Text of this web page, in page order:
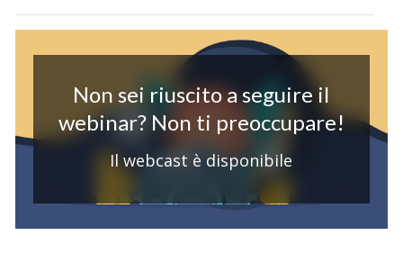
Non sei riuscito a seguire il
webinar? Non ti preoccupare!
Il webcast è disponibile